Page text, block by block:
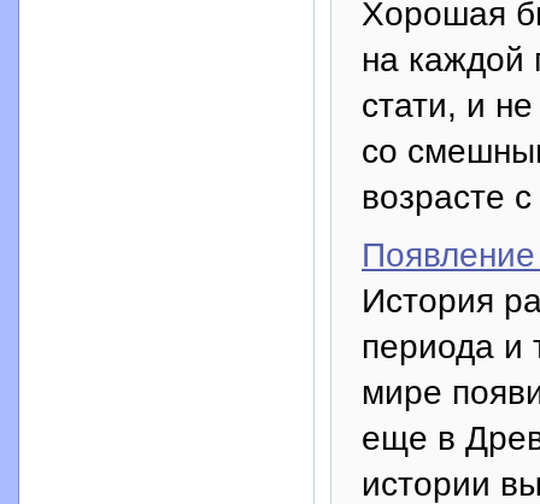
Хорошая
на каждой
стати, и
со
возрасте
История
периода и
мире
еще в
истории